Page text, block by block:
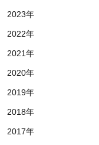
2023年
2022年
2021年
2020年
2019年
2018年
2017年